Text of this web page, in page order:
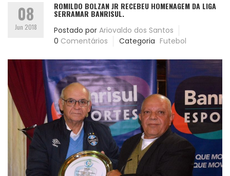
08
Jun 2018
ROMILDO BOLZAN JR RECEBEU HOMENAGEM DA LIGA
SERRAMAR BANRISUL.
Postado por Ariovaldo dos Santos
0 Comentários Categoria Futebol